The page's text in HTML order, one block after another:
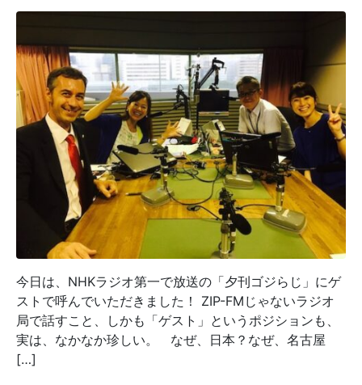
今日は、NHKラジオ第一で放送の「夕刊ゴジらじ」にゲ
ストで呼んでいただきました！ ZIP-FMじゃないラジオ
局で話すこと、しかも「ゲスト」というポジションも、
実は、なかなか珍しい。 なぜ、日本？なぜ、名古屋
[…]